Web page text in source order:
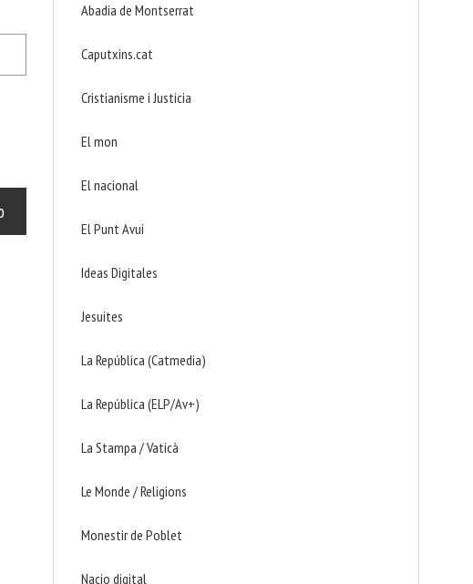
Abadia de Montserrat
Caputxins.cat
Cristianisme i Justicia
El mon
El nacional
El Punt Avui
Ideas Digitales
Jesuites
La República (Catmedia)
La República (ELP/Av+)
La Stampa / Vaticà
Le Monde / Religions
Monestir de Poblet
Nacio digital